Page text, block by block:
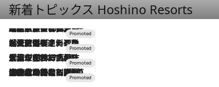
新着トピックス Hoshino Resorts
2026.7.31
【ホテル帰省】という選択肢をOMOが提案。家族とほどよい距離を保つには「昼は実家、夜は気兼ねなくホテルで！」
2026.7.24
【夏限定ディナーコース】旬を迎える稚鮎や花ズッキーニなどをイタリア・トスカーナの郷土料理の手法で満喫！
2026.7.17
「土佐和ハーブかき氷」がOMO7高知に登場！生姜、山椒、大葉など目にも舌にも涼を呼ぶ郷土の味
2026.7.10
NEW OPEN！【界 草津】名湯の地に誕生。趣の異なる2種の温泉と上州ならではの会席・蕎麦割烹など美食を味わう究極の癒やし旅